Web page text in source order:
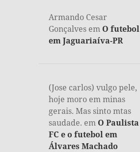
Armando Cesar
Gonçalves em O futebol
em Jaguariaíva-PR
(Jose carlos) vulgo pele,
hoje moro em minas
gerais. Mas sinto mtas
saudade. em O Paulista
FC e o futebol em
Álvares Machado